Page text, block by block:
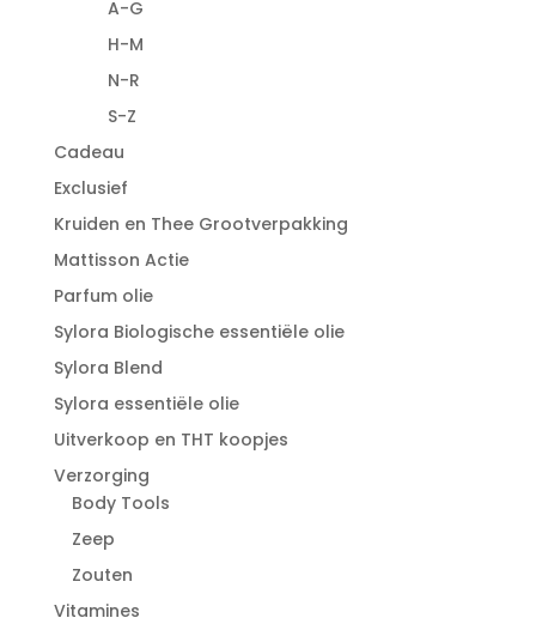
A-G
H-M
N-R
S-Z
Cadeau
Exclusief
Kruiden en Thee Grootverpakking
Mattisson Actie
Parfum olie
Sylora Biologische essentiële olie
Sylora Blend
Sylora essentiële olie
Uitverkoop en THT koopjes
Verzorging
Body Tools
Zeep
Zouten
Vitamines